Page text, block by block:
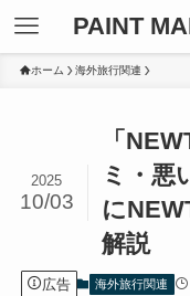
PAINT
ホーム 海外旅行関連
「
ミ・悪
に
解説
2025
10/03
広告 海外旅行関連